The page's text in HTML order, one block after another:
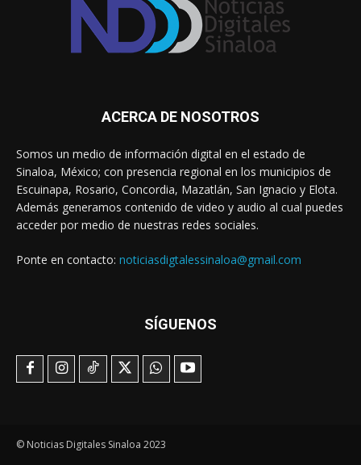
ACERCA DE NOSOTROS
Somos un medio de información digital en el estado de
Sinaloa, México; con presencia regional en los municipios de
Escuinapa, Rosario, Concordia, Mazatlán, San Ignacio y Elota.
Además generamos contenido de video y audio al cual puedes
acceder por medio de nuestras redes sociales.
Ponte en contacto: noticiasdigtalessinaloa@gmail.com
SÍGUENOS
© Noticias Digitales Sinaloa 2023